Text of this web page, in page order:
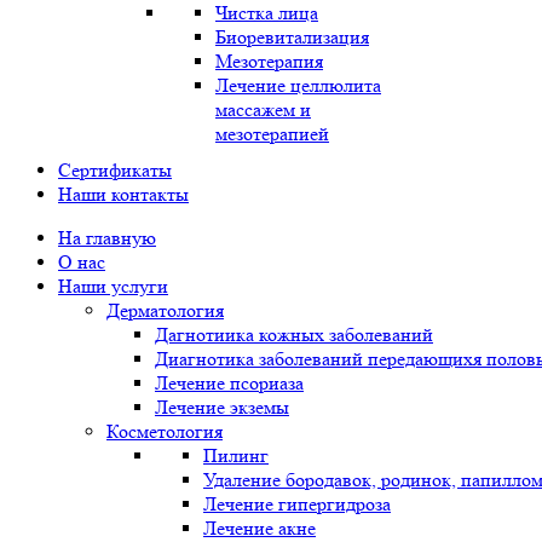
Чистка лица
Биоревитализация
Мезотерапия
Лечение целлюлита
массажем и
мезотерапией
Сертификаты
Наши контакты
На главную
О нас
Наши услуги
Дерматология
Дагнотиика кожных заболеваний
Диагнотика заболеваний передающихя
Лечение псориаза
Лечение экземы
Косметология
Пилинг
Удаление бородавок, родинок, папиллом
Лечение гипергидроза
Лечение акне